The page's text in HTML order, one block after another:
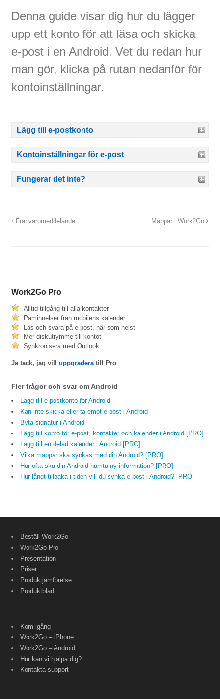
Denna guide visar dig hur du lägger
upp ett konto för att läsa och skicka
e-post i en Android. Vet du redan hur
man gör, klicka på rutan nedanför för
kontoinställningar.
Lägg till e-postkonto
Kontoinställningar för e-post
Fungerar det inte?
Frånvaromeddelande Mappar i Work2Go
Work2Go Pro
Alltid tillgång till alla kontakter
Påminnelser från mobilens kalender
Läs och svara på e-post, när som helst
Mer diskutrymme till kontot
Synkronisera med Outlook
Ja tack, jag vill uppgraderatill Pro
Fler frågor och svar om Android
Lägg till e-postkonto för Android
Kan inte skicka eller ta emot e-post i Android
Byta signatur i Android
Lägg till konto för e-post, kontakter och kalender i Android [PRO]
Lägg till en delad kalender i Android [PRO]
Vilka mappar ska synkas med din Android? [PRO]
Hur ofta ska din Android hämta ny information? [PRO]
Hur långt tillbaka i tiden vill du synka e-post i Android? [PRO]
Beställ Work2Go
Work2Go Pro
Presentation
Priser
Produktjämförelse
Produktblad
Kom igång
Work2Go – iPhone
Work2Go – Android
Hur kan vi hjälpa dig?
Kontakta support